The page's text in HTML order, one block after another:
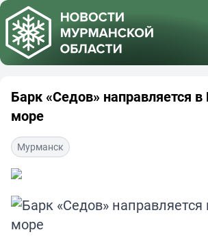
Барк «Седов» направляется
море
Мурманск